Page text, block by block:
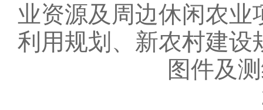
业资源及周边休闲农
利用规划、新农村建设
图件及